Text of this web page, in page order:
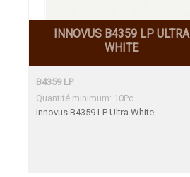
INNOVUS B4359 LP ULTRA
WHITE
B4359 LP
Quantité minimum: 10Pc
Innovus B4359 LP Ultra White